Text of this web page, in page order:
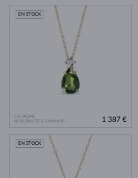
OR JAUNE
MOLDAVITE & DIAMANT
EN STOCK
1 387 €
EN STOCK